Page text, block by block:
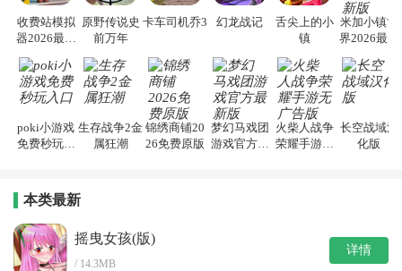
收费站模拟
器2026最新
原野传说史
前万年
卡车司机乔3 幻龙战记
舌尖上的小
镇
米加小镇世
界2026最新
poki小游戏
免费秒玩入
生存战争2金
属狂潮
锦绣商铺20
26免费原版
梦幻马戏团
游戏官方最
火柴人战争
荣耀手游无
长空战域汉
化版
本类最新
摇曳女孩(版)
/ 14.3MB
详情